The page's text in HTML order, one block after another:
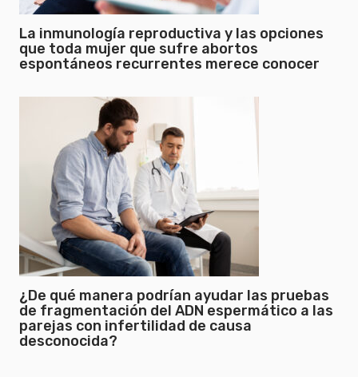
La inmunología reproductiva y las opciones
que toda mujer que sufre abortos
espontáneos recurrentes merece conocer
¿De qué manera podrían ayudar las pruebas
de fragmentación del ADN espermático a las
parejas con infertilidad de causa
desconocida?